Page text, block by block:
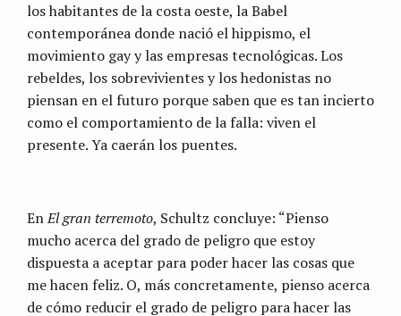
los habitantes de la costa oeste, la Babel
contemporánea donde nació el hippismo, el
movimiento gay y las empresas tecnológicas. Los
rebeldes, los sobrevivientes y los hedonistas no
piensan en el futuro porque saben que es tan incierto
como el comportamiento de la falla: viven el
presente. Ya caerán los puentes.
EnEl gran terremoto, Schultz concluye: “Pienso
mucho acerca del grado de peligro que estoy
dispuesta a aceptar para poder hacer las cosas que
me hacen feliz. O, más concretamente, pienso acerca
de cómo reducir el grado de peligro para hacer las